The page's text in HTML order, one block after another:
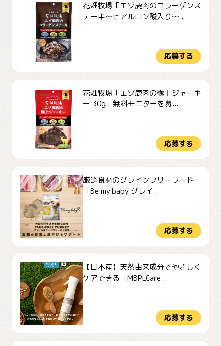
花畑牧場「エゾ鹿肉のコラーゲンス
テーキ～ヒアルロン酸入り～ ...
応募する
花畑牧場「エゾ鹿肉の極上ジャーキ
ー 30g」無料モニターを募...
応募する
厳選食材のグレインフリーフード
「Be my baby グレイ...
応募する
【日本産】天然由来成分でやさしく
ケアできる「MBPLCare...
応募する